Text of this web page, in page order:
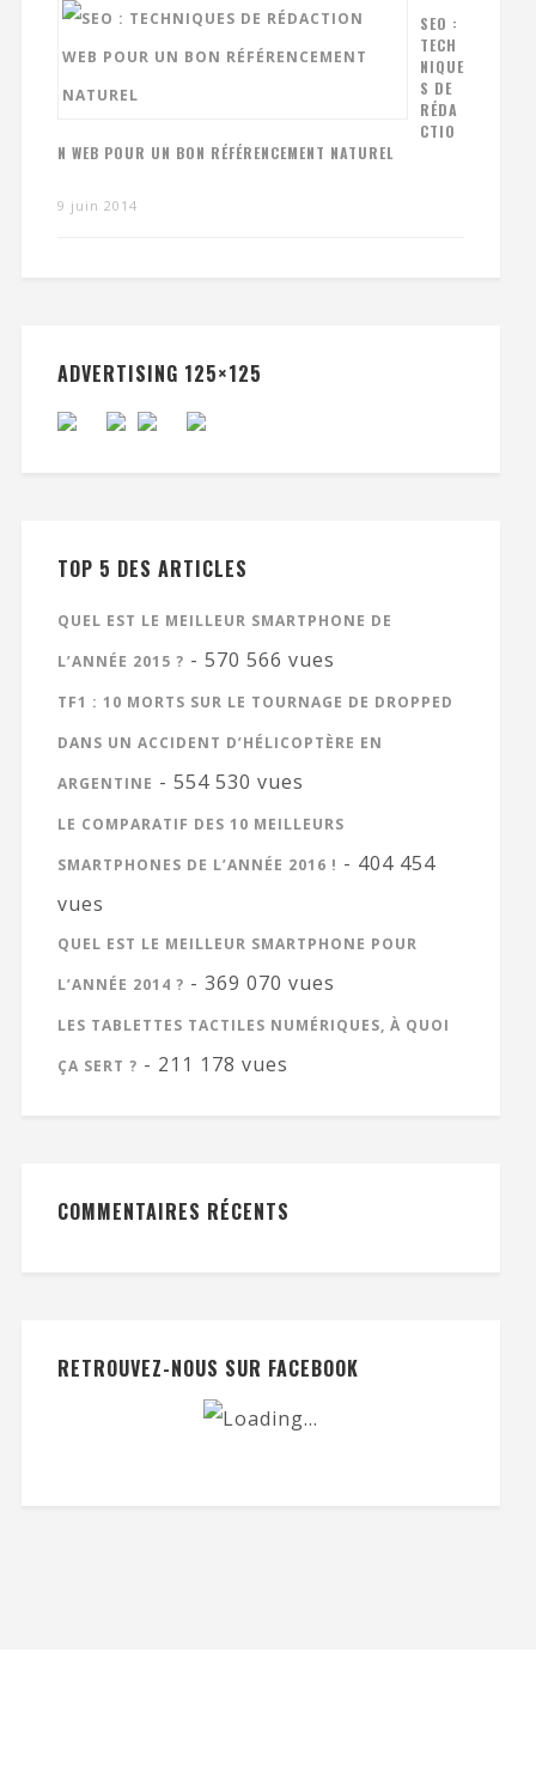
SEO :
TECH
NIQUE
S DE
RÉDA
CTIO
N WEB POUR UN BON RÉFÉRENCEMENT NATUREL
9 juin 2014
ADVERTISING 125×125
TOP 5 DES ARTICLES
QUEL EST LE MEILLEUR SMARTPHONE DE
L’ANNÉE 2015 ? - 570 566 vues
TF1 : 10 MORTS SUR LE TOURNAGE DE DROPPED
DANS UN ACCIDENT D’HÉLICOPTÈRE EN
ARGENTINE - 554 530 vues
LE COMPARATIF DES 10 MEILLEURS
SMARTPHONES DE L’ANNÉE 2016 ! - 404 454
vues
QUEL EST LE MEILLEUR SMARTPHONE POUR
L’ANNÉE 2014 ? - 369 070 vues
LES TABLETTES TACTILES NUMÉRIQUES, À QUOI
ÇA SERT ? - 211 178 vues
COMMENTAIRES RÉCENTS
RETROUVEZ-NOUS SUR FACEBOOK